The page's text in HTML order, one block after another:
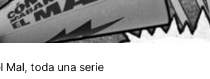
Mal, toda una serie